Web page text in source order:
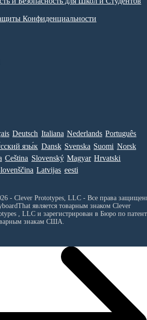
Конфиденциальности
Deutsch Italiana Nederlands Português
язы́к Dansk Svenska Suomi Norsk
Ceština Slovenský Magyar Hrvatski
Latvijas eesti
- Clever Prototypes, LLC - Все права
является товарным знаком Clever
, LLCи зарегистрирован в Бюро по
знакам США.